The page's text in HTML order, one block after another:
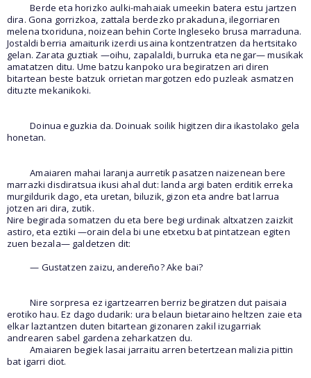
Berde eta horizko aulki-mahaiak umeekin batera estu jartzen
dira. Gona gorrizkoa, zattala berdezko prakaduna, ilegorriaren
melena txoriduna, noizean behin Corte Ingleseko brusa marraduna.
Jostaldi berria amaiturik izerdi usaina kontzentratzen da hertsitako
gelan. Zarata guztiak —oihu, zapalaldi, burruka eta negar— musikak
amatatzen ditu. Ume batzu kanpoko ura begiratzen ari diren
bitartean beste batzuk orrietan margotzen edo puzleak asmatzen
dituzte mekanikoki.
Doinua eguzkia da. Doinuak soilik higitzen dira ikastolako gela
honetan.
Amaiaren mahai laranja aurretik pasatzen naizenean bere
marrazki disdiratsua ikusi ahal dut: landa argi baten erditik erreka
murgildurik dago, eta uretan, biluzik, gizon eta andre bat larrua
jotzen ari dira, zutik.
Nire begirada somatzen du eta bere begi urdinak altxatzen zaizkit
astiro, eta eztiki —orain dela bi une etxetxu bat pintatzean egiten
zuen bezala— galdetzen dit:
— Gustatzen zaizu, andereño? Ake bai?
Nire sorpresa ez igartzearren berriz begiratzen dut paisaia
erotiko hau. Ez dago dudarik: ura belaun bietaraino heltzen zaie eta
elkar laztantzen duten bitartean gizonaren zakil izugarriak
andrearen sabel gardena zeharkatzen du.
Amaiaren begiek lasai jarraitu arren betertzean malizia pittin
bat igarri diot.